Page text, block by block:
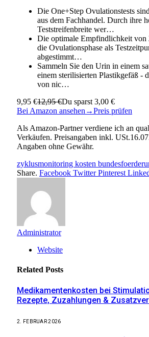
Die One+Step Ovulationstests
aus dem Fachhandel. Durch ihre
Teststreifenbreite wer…
Die optimale Empfindlichkeit von
die Ovulationsphase als
abgestimmt…
Sammeln Sie den Urin in einem
einem sterilisierten Plastikgefäß -
von nic…
9,95 €12,95 €Du sparst 3,00 €
Bei Amazon ansehen →Preis prüfen
Als Amazon-Partner verdiene ich an
Verkäufen. Preisangaben inkl.
Angaben ohne Gewähr.
zyklusmonitoring kosten
Share. Facebook Twitter Pinterest
Administrator
Website
Related Posts
Medikamentenkosten bei
Rezepte, Zuzahlungen &
2. FEBRUAR 2026